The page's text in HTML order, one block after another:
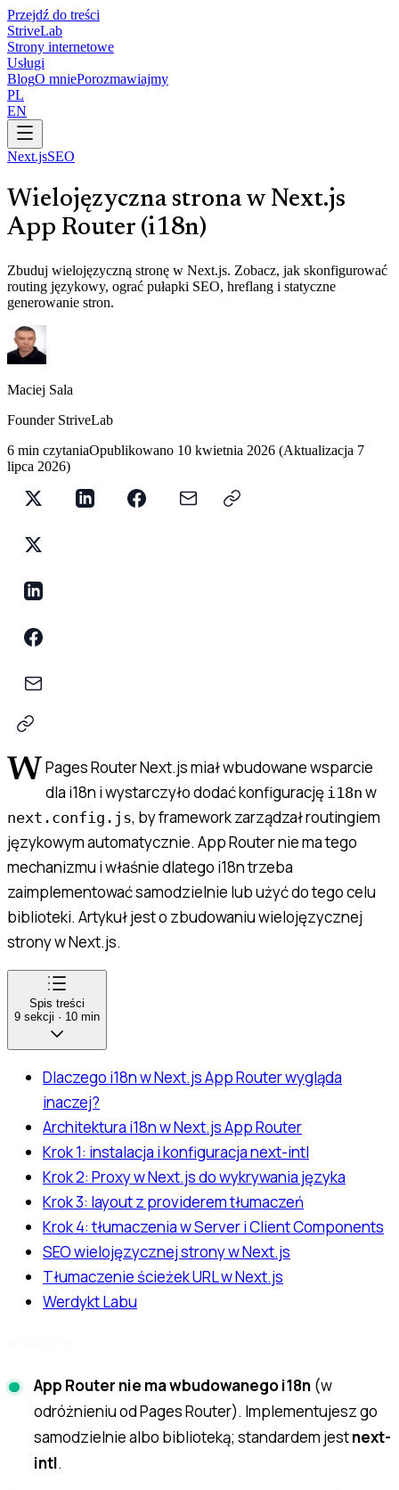
Przejdź do treści
StriveLab
Strony internetowe
Usługi
BlogO mniePorozmawiajmy
PL
EN
Next.jsSEO
Wielojęzyczna strona w Next.js
App Router (i18n)
Zbuduj wielojęzyczną stronę w Next.js. Zobacz, jak skonfigurować
routing językowy, ograć pułapki SEO, hreflang i statyczne
generowanie stron.
Maciej Sala
Founder StriveLab
6 min czytaniaOpublikowano 10 kwietnia 2026 (Aktualizacja 7
lipca 2026)
W Pages Router Next.js miał wbudowane wsparcie
dla i18n i wystarczyło dodać konfigurację i18n w
next.config.js, by framework zarządzał routingiem
językowym automatycznie. App Router nie ma tego
mechanizmu i właśnie dlatego i18n trzeba
zaimplementować samodzielnie lub użyć do tego celu
biblioteki. Artykuł jest o zbudowaniu wielojęzycznej
strony w Next.js.
Spis treści
9 sekcji · 10 min
Dlaczego i18n w Next.js App Router wygląda
inaczej?
Architektura i18n w Next.js App Router
Krok 1: instalacja i konfiguracja next-intl
Krok 2: Proxy w Next.js do wykrywania języka
Krok 3: layout z providerem tłumaczeń
Krok 4: tłumaczenia w Server i Client Components
SEO wielojęzycznej strony w Next.js
Tłumaczenie ścieżek URL w Next.js
Werdykt Labu
App Router nie ma wbudowanego i18n (w
odróżnieniu od Pages Router). Implementujesz go
samodzielnie albo biblioteką; standardem jestnext-
intl.